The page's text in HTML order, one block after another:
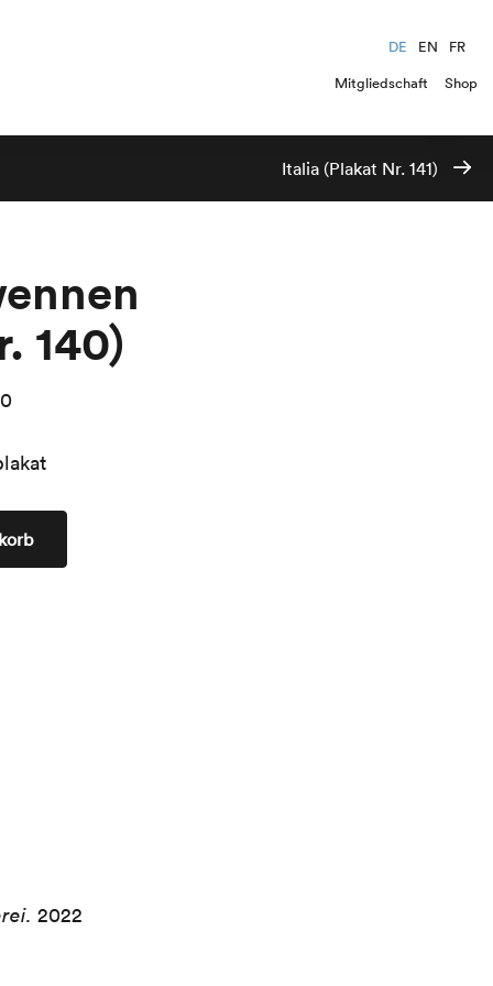
DE EN
FR
Mitgliedschaft
Shop
Italia (Plakat Nr. 141)
140)
2022